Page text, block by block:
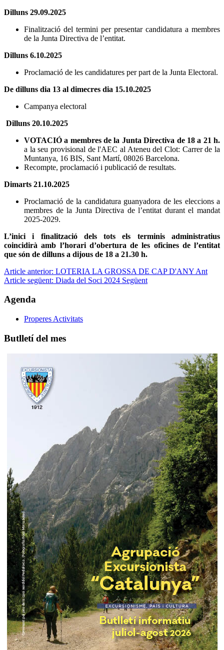
Dilluns 29.09.2025
Finalització del termini per presentar candidatura a membres
de la Junta Directiva de l’entitat.
Dilluns 6.10.2025
Proclamació de les candidatures per part de la Junta Electoral.
De dilluns dia 13 al dimecres dia 15.10.2025
Campanya electoral
Dilluns 20.10.2025
VOTACIÓ a membres de la Junta Directiva de 18 a 21 h.
a la seu provisional de l'AEC al Ateneu del Clot: Carrer de la
Muntanya, 16 BIS, Sant Martí, 08026 Barcelona.
Recompte, proclamació i publicació de resultats.
Dimarts 21.10.2025
Proclamació de la candidatura guanyadora de les eleccions a
membres de la Junta Directiva de l’entitat durant el mandat
2025-2029.
L’inici i finalització dels tots els terminis administratius
coincidiràamb l’horari d’obertura de les oficines de l’entitat
que són de dilluns a dijous de 18 a 21.30 h.
Article anterior: LOTERIA LA GROSSA DE CAP D'ANY Ant
Article següent: Diada del Soci 2024 Següent
Agenda
Properes Activitats
Butlletí del mes